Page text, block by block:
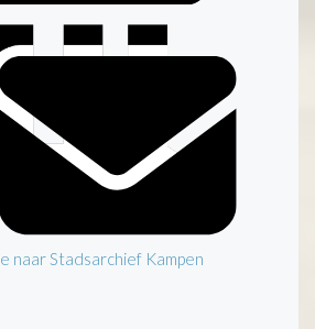
naar Stadsarchief Kampen